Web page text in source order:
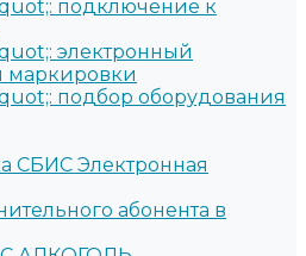
подключение к
электронный
маркировки
подбор оборудования
СБИС Электронная
абонента в